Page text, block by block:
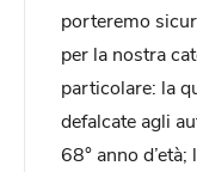
porteremo
per la nostra
particolare: la
defalcate agli
68° anno